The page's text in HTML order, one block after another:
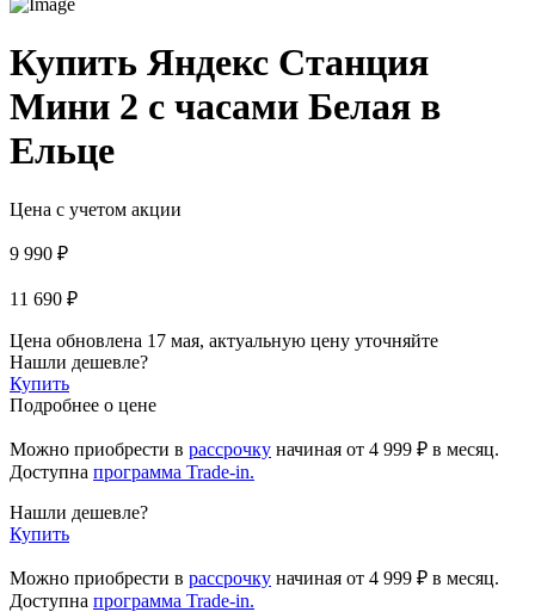
Купить Яндекс Станция
Мини 2 с часами Белая в
Ельце
Цена с учетом акции
9 990 ₽
11 690 ₽
Цена обновлена 17 мая, актуальную цену уточняйте
Нашли дешевле?
Купить
Подробнее о цене
Можно приобрести в рассрочку начиная от 4 999 ₽ в месяц.
Доступна программа Trade-in.
Нашли дешевле?
Купить
Можно приобрести в рассрочку начиная от 4 999 ₽ в месяц.
Доступна программа Trade-in.